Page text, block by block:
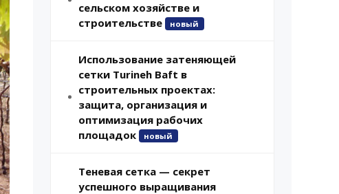
сельском хозяйстве и
строительстве
новый
Использование затеняющей
сетки Turineh Baft в
строительных проектах:
защита, организация и
оптимизация рабочих
площадок
новый
Теневая сетка — секрет
успешного выращивания